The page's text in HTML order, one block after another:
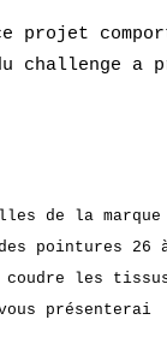
projet
challenge a
de la marque
pointures 26
coudre les
présenterai